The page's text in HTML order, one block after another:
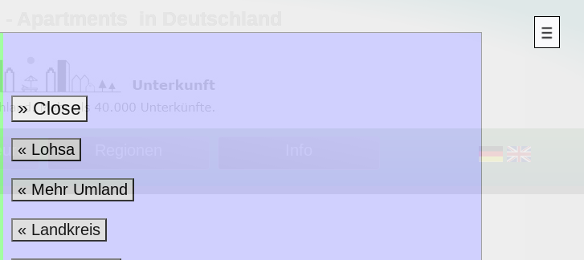
» Close
« Lohsa
« Mehr Umland
« Landkreis